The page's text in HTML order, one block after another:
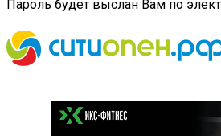
Пароль будет выслан Вам по